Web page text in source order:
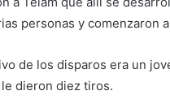
personas y comenzaron
de los disparos era un
dieron diez tiros.